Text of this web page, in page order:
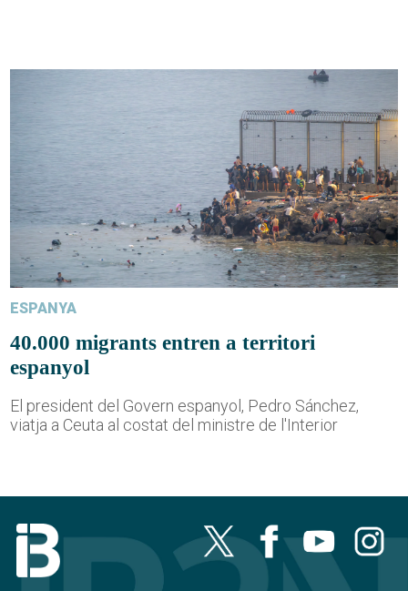
ESPANYA
40.000 migrants entren a territori
espanyol
El president del Govern espanyol, Pedro Sánchez,
viatja a Ceuta al costat del ministre de l'Interior